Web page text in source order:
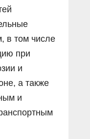
в том числе
при
и
а также
и